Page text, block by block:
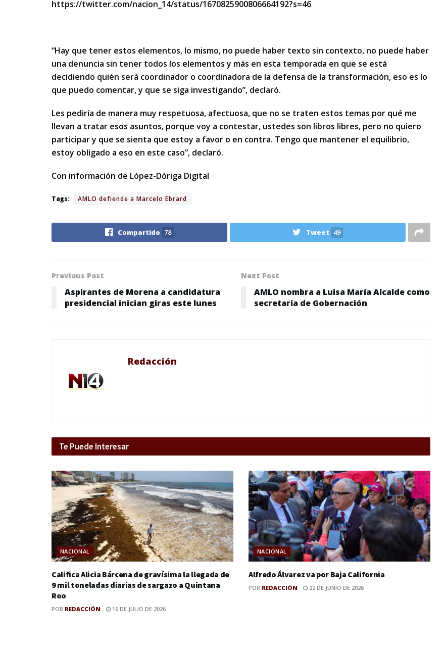
https://twitter.com/nacion_14/status/1670825900806664192?s=46
“Hay que tener estos elementos, lo mismo, no puede haber texto sin contexto, no puede haber
una denuncia sin tener todos los elementos y más en esta temporada en que se está
decidiendo quién será coordinador o coordinadora de la defensa de la transformación, eso es lo
que puedo comentar, y que se siga investigando”, declaró.
Les pediría de manera muy respetuosa, afectuosa, que no se traten estos temas por qué me
llevan a tratar esos asuntos, porque voy a contestar, ustedes son libros libres, pero no quiero
participar y que se sienta que estoy a favor o en contra. Tengo que mantener el equilibrio,
estoy obligado a eso en este caso”, declaró.
Con información de López-Dóriga Digital
Tags: AMLO defiende a Marcelo Ebrard
Compartido 78 Tweet 49
Previous Post
Aspirantes de Morena a candidatura
presidencial inician giras este lunes
Next Post
AMLO nombra a Luisa María Alcalde como
secretaria de Gobernación
Redacción
Te Puede Interesar
NACIONAL
Califica Alicia Bárcena de gravísima la llegada de
9 mil toneladas diarias de sargazo a Quintana
Roo
POR REDACCIÓN 16 DE JULIO DE 2026
NACIONAL
Alfredo Álvarez va por Baja California
POR REDACCIÓN 22 DE JUNIO DE 2026